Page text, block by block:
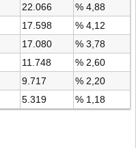
22.066
% 4,88
17.598
% 4,12
17.080
% 3,78
11.748
% 2,60
9.717
% 2,20
5.319 % 1,18